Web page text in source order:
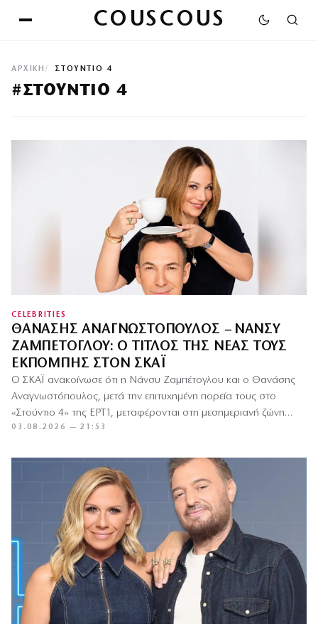
COUSCOUS
ΑΡΧΙΚΉ ΣΤΟΥΝΤΙΟ 4
#ΣΤΟΥΝΤΙΟ 4
CELEBRITIES
ΘΑΝΆΣΗΣ ΑΝΑΓΝΩΣΤΌΠΟΥΛΟΣ – ΝΆΝΣΥ
ΖΑΜΠΈΤΟΓΛΟΥ: Ο ΤΊΤΛΟΣ ΤΗΣ ΝΈΑΣ ΤΟΥΣ
ΕΚΠΟΜΠΉΣ ΣΤΟΝ ΣΚΑΪ
Ο ΣΚΑΪ ανακοίνωσε ότι η Νάνσυ Ζαμπέτογλου και ο Θανάσης
Αναγνωστόπουλος, μετά την επιτυχημένη πορεία τους στο
«Στούντιο 4» της ΕΡΤ1, μεταφέρονται στη μεσημεριανή ζώνη
του…
03.08.2026 — 21:53